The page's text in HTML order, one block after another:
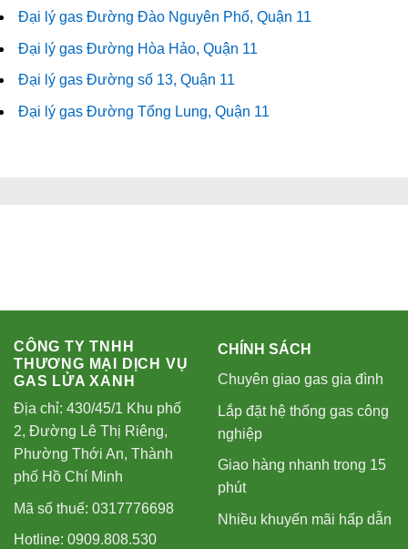
Đại lý gas Đường Đào Nguyên Phổ, Quận 11
Đại lý gas Đường Hòa Hảo, Quận 11
Đại lý gas Đường số 13, Quận 11
Đại lý gas Đường Tổng Lung, Quận 11
CÔNG TY TNHH
THƯƠNG MẠI DỊCH VỤ
GAS LỬA XANH
Địa chỉ: 430/45/1 Khu phố
2, Đường Lê Thị Riêng,
Phường Thới An, Thành
phố Hồ Chí Minh
Mã số thuế: 0317776698
Hotline: 0909.808.530
CHÍNH SÁCH
Chuyên giao gas gia đình
Lắp đặt hệ thống gas công
nghiệp
Giao hàng nhanh trong 15
phút
Nhiều khuyến mãi hấp dẫn